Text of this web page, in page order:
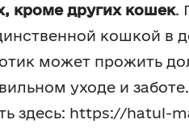
кроме других кошек.
кошкой в
может прожить
уходе и
здесь: https://hatul-